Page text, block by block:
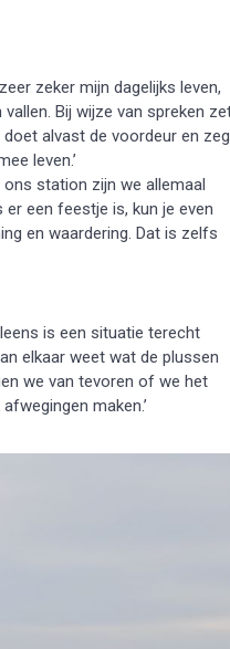
zeker mijn dagelijks leven,
Bij wijze van spreken
alvast de voordeur en
leven.’
ons station zijn we allemaal
een feestje is, kun je even
en waardering. Dat is zelfs
is een situatie terecht
elkaar weet wat de plussen
we van tevoren of we het
maken.’